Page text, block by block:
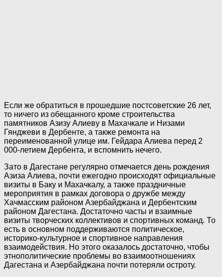
Если же обратиться в прошедшие постсоветские 26 лет,
то ничего из обещанного кроме строительства
памятников Азизу Алиеву в Махачкале и Низами
Гянджеви в Дербенте, а также ремонта на
переименованной улице им. Гейдара Алиева перед 2
000-летием Дербента, и вспомнить нечего.
Зато в Дагестане регулярно отмечается день рождения
Азиза Алиева, почти ежегодно происходят официальные
визиты в Баку и Махачкалу, а также праздничные
мероприятия в рамках договора о дружбе между
Хачмасским районом Азербайджана и Дербентским
районом Дагестана. Достаточно часты и взаимные
визиты творческих коллективов и спортивных команд. То
есть в основном поддерживаются политическое,
историко-культурное и спортивное направления
взаимодействия. Но этого оказалось достаточно, чтобы
этнополитические проблемы во взаимоотношениях
Дагестана и Азербайджана почти потеряли остроту.